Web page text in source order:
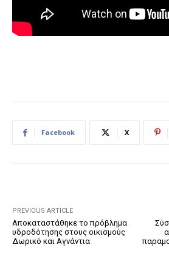
Facebook X
PREVIOUS ARTICLE
Αποκαταστάθηκε το πρόβλημα
υδροδότησης στους οικισμούς
Δωρικό και Αγνάντια